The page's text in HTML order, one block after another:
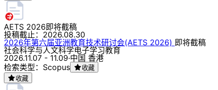
AETS 2026即将截稿
投稿截止： 2026.08.30
2026年第六届亚洲教育技术研讨会(AETS 2026) 即将截稿
社会科学与人文科学电子学习教育
2026.11.07 - 11.09·中国 香港
检索类型：Scopus
收藏
收藏